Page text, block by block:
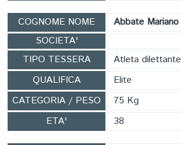
COGNOME NOME
Abbate Mariano
SOCIETA'
TIPO TESSERA
Atleta dilettante
QUALIFICA
Elite
CATEGORIA / PESO
75 Kg
ETA'
38